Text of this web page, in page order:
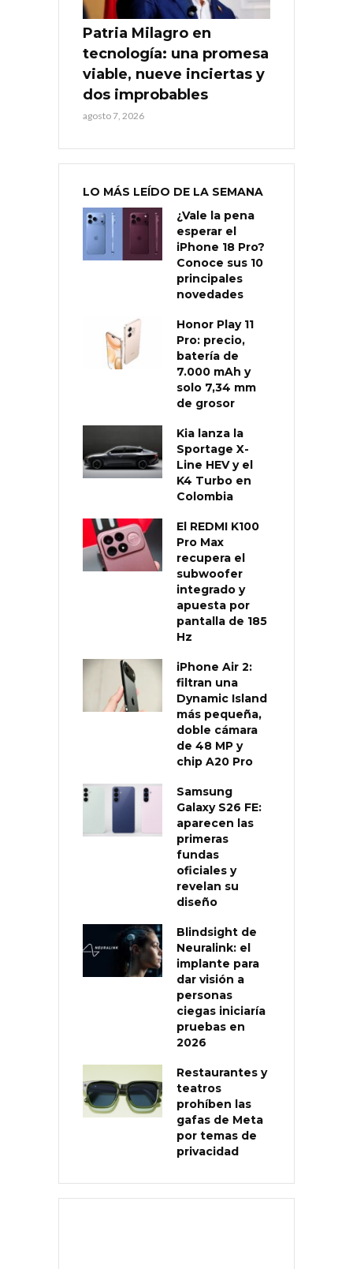
Patria Milagro en
tecnología: una promesa
viable, nueve inciertas y
dos improbables
agosto 7, 2026
LO MÁS LEÍDO DE LA SEMANA
¿Vale la pena
esperar el
iPhone 18 Pro?
Conoce sus 10
principales
novedades
Honor Play 11
Pro: precio,
batería de
7.000 mAh y
solo 7,34 mm
de grosor
Kia lanza la
Sportage X-
Line HEV y el
K4 Turbo en
Colombia
El REDMI K100
Pro Max
recupera el
subwoofer
integrado y
apuesta por
pantalla de 185
Hz
iPhone Air 2:
filtran una
Dynamic Island
más pequeña,
doble cámara
de 48 MP y
chip A20 Pro
Samsung
Galaxy S26 FE:
aparecen las
primeras
fundas
oficiales y
revelan su
diseño
Blindsight de
Neuralink: el
implante para
dar visión a
personas
ciegas iniciaría
pruebas en
2026
Restaurantes y
teatros
prohíben las
gafas de Meta
por temas de
privacidad